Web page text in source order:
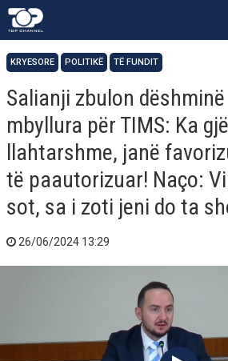
KRYESORE POLITIKË TË FUNDIT
Salianji zbulon
mbyllura për TIMS: Ka
llahtarshme, janë
të paautorizuar! Naço:
sot, sa i zoti jeni do ta
26/06/2024 13:29